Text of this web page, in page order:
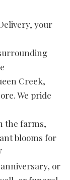
your
Creek,
We pride
the farms,
blooms for
or